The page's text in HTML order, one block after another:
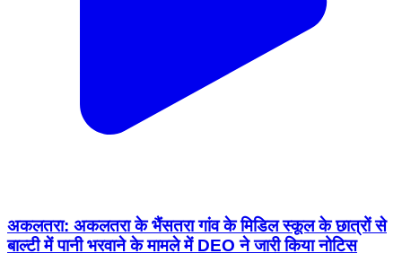
अकलतरा: अकलतरा के भैंसतरा गांव के मिडिल स्कूल के छात्रों से
बाल्टी में पानी भरवाने के मामले में DEO ने जारी किया नोटिस